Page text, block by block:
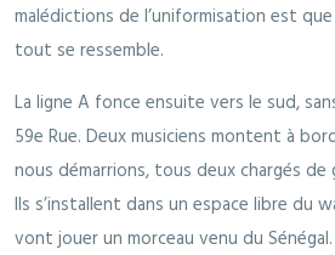
malédictions de l’uniformisation est
tout se ressemble.
La ligne A fonce ensuite vers le sud,
59e Rue. Deux musiciens montent à
nous démarrions, tous deux chargés
Ils s’installent dans un espace libre du
vont jouer un morceau venu du